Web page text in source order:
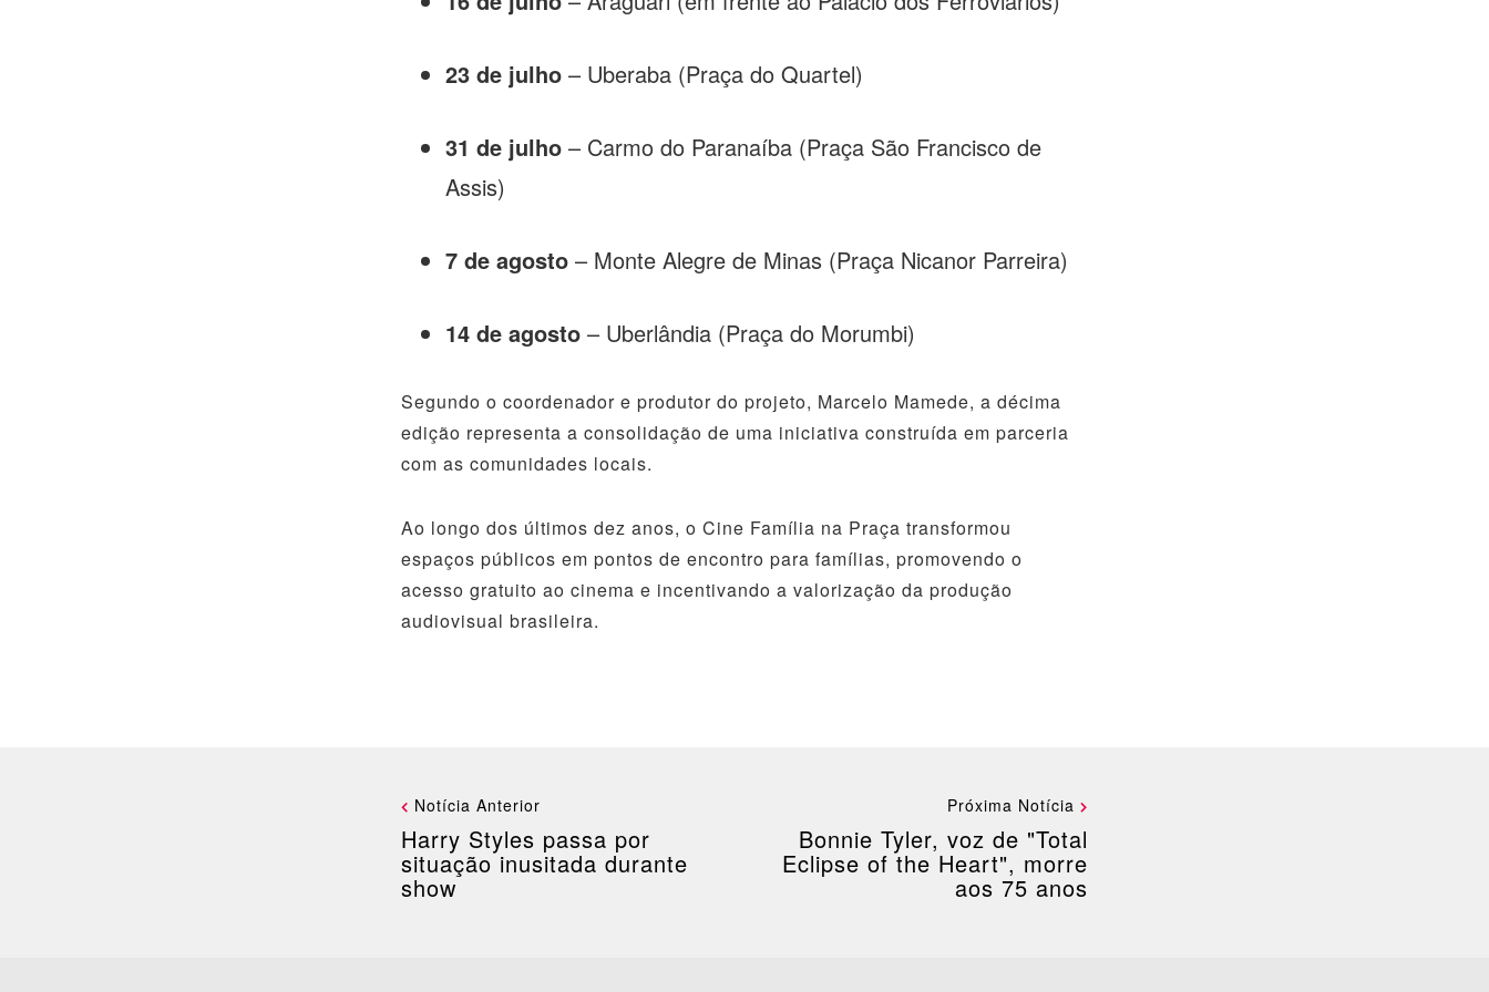
23 de julho – Uberaba (Praça do Quartel)
31 de julho – Carmo do Paranaíba (Praça São Francisco de
Assis)
7 de agosto – Monte Alegre de Minas (Praça Nicanor Parreira)
14 de agosto – Uberlândia (Praça do Morumbi)
Segundo o coordenador e produtor do projeto, Marcelo Mamede, a décima
edição representa a consolidação de uma iniciativa construída em parceria
com as comunidades locais.
Ao longo dos últimos dez anos, o Cine Família na Praça transformou
espaços públicos em pontos de encontro para famílias, promovendo o
acesso gratuito ao cinema e incentivando a valorização da produção
audiovisual brasileira.
Notícia Anterior
Harry Styles passa por
situação inusitada durante
show
Próxima Notícia
Bonnie Tyler, voz de "Total
Eclipse of the Heart", morre
aos 75 anos